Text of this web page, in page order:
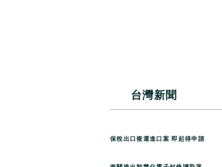
台灣新聞
保稅出口複運進口案 即起得申請